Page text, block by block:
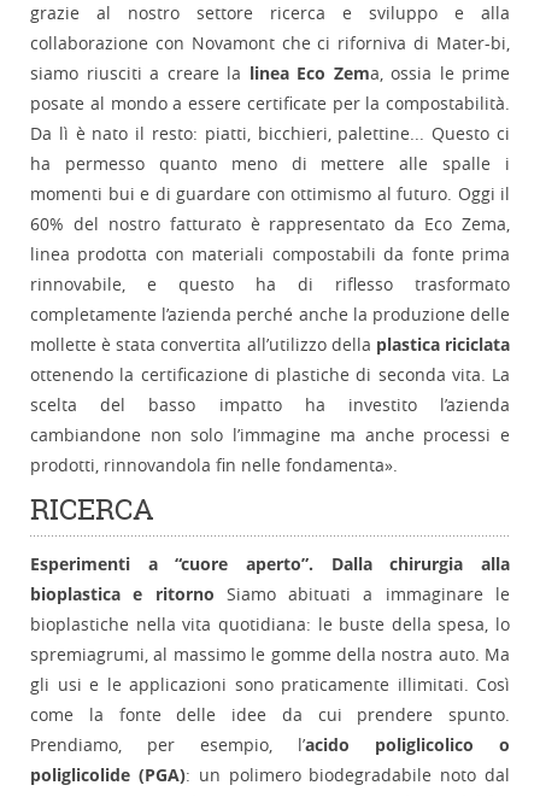
grazie al nostro settore ricerca e sviluppo e alla
collaborazione con Novamont che ci riforniva di Mater-bi,
siamo riusciti a creare la linea Eco Zema, ossia le prime
posate al mondo a essere certificate per la compostabilità.
Da lì è nato il resto: piatti, bicchieri, palettine... Questo ci
ha permesso quanto meno di mettere alle spalle i
momenti bui e di guardare con ottimismo al futuro. Oggi il
60% del nostro fatturato è rappresentato da Eco Zema,
linea prodotta con materiali compostabili da fonte prima
rinnovabile, e questo ha di riflesso trasformato
completamente l’azienda perché anche la produzione delle
mollette è stata convertita all’utilizzo della plastica riciclata
ottenendo la certificazione di plastiche di seconda vita. La
scelta del basso impatto ha investito l’azienda
cambiandone non solo l’immagine ma anche processi e
prodotti, rinnovandola fin nelle fondamenta».
RICERCA
Esperimenti a “cuore aperto”. Dalla chirurgia alla
bioplastica e ritorno Siamo abituati a immaginare le
bioplastiche nella vita quotidiana: le buste della spesa, lo
spremiagrumi, al massimo le gomme della nostra auto. Ma
gli usi e le applicazioni sono praticamente illimitati. Così
come la fonte delle idee da cui prendere spunto.
Prendiamo, per esempio, l’acido poliglicolico o
poliglicolide (PGA): un polimero biodegradabile noto dal